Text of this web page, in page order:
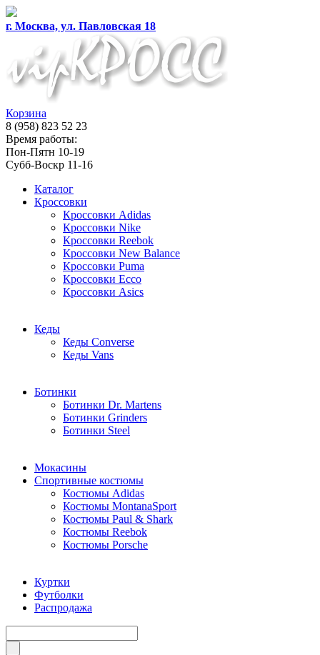
г. Москва, ул. Павловская 18
Корзина
8 (958) 823 52 23
Время работы:
Пон-Пятн 10-19
Субб-Воскр 11-16
Каталог
Кроссовки
Кроссовки Adidas
Кроссовки Nike
Кроссовки Reebok
Кроссовки New Balance
Кроссовки Puma
Кроссовки Ecco
Кроссовки Asics
Кеды
Кеды Converse
Кеды Vans
Ботинки
Ботинки Dr. Martens
Ботинки Grinders
Ботинки Steel
Мокасины
Спортивные костюмы
Костюмы Adidas
Костюмы MontanaSport
Костюмы Paul & Shark
Костюмы Reebok
Костюмы Porsche
Куртки
Футболки
Распродажа